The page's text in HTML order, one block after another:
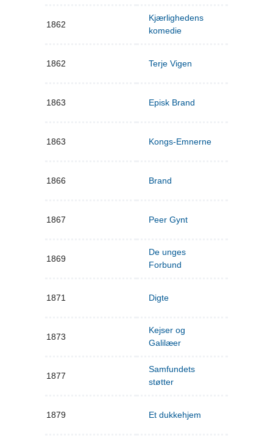
1862
Kjærlighedens
komedie
1862 Terje Vigen
1863 Episk Brand
1863 Kongs-Emnerne
1866 Brand
1867 Peer Gynt
1869
De unges
Forbund
1871 Digte
1873
Kejser og
Galilæer
1877
Samfundets
støtter
1879 Et dukkehjem